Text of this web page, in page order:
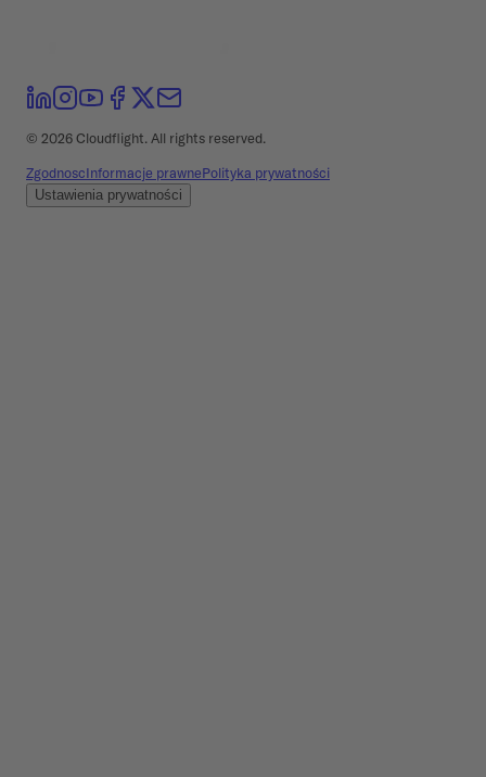
© 2026Cloudflight. All rights reserved.
ZgodnoscInformacje prawnePolityka prywatności
Ustawienia prywatności